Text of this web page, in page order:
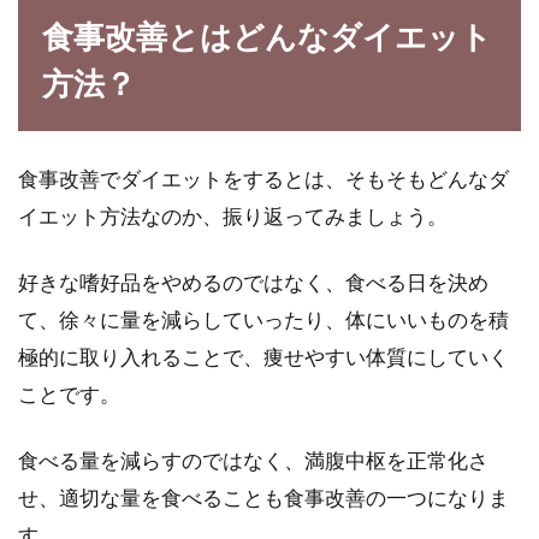
カロリー制限中の人必見！ダイエッ
ットに効果的なのか気になるものですよね。食
生活を野...
ダイエット中でもOKなカロリーが
低いチーズはどんなチーズ？
いるかたが多くいらっしゃいます。しかし、チ
食事改善とはどんなダイエット
方法？
食事改善でダイエットをするとは、そもそもどんなダ
イエット方法なのか、振り返ってみましょう。
好きな嗜好品をやめるのではなく、食べる日を決め
て、徐々に量を減らしていったり、体にいいものを積
極的に取り入れることで、痩せやすい体質にしていく
ことです。
食べる量を減らすのではなく、満腹中枢を正常化さ
せ、適切な量を食べることも食事改善の一つになりま